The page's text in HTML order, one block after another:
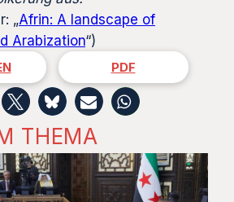
„Afrin: A landscape of
Arabization“)
PDF
THEMA